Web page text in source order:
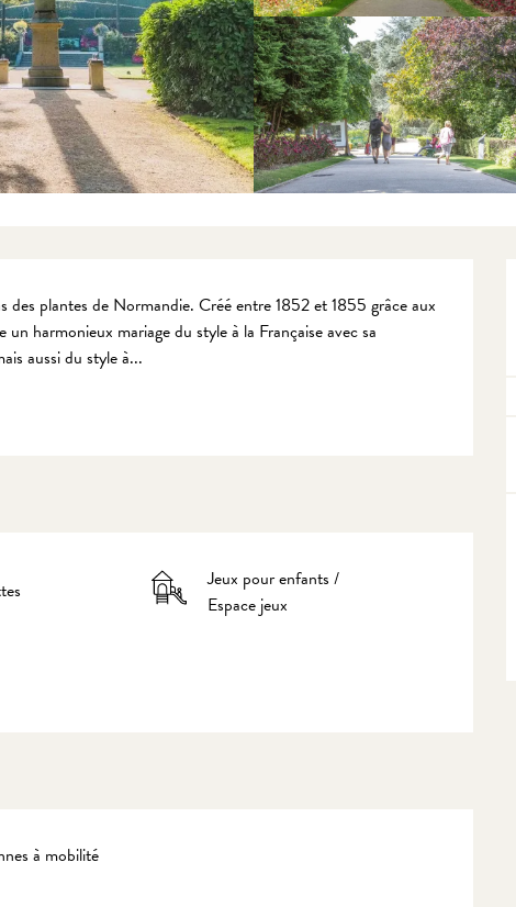
des plantes de Normandie. Créé entre 1852 et 1855 grâce aux
harmonieux mariage du style à la Française avec sa
aussi du style à...
Jeux pour enfants /
Espace jeux
à mobilité